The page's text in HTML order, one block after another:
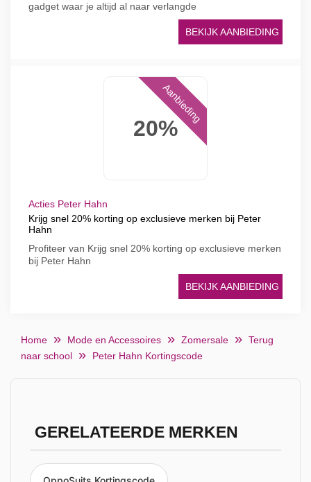
gadget waar je altijd al naar verlangde
BEKIJK AANBIEDING
20%
Aanbieding
Acties Peter Hahn
Krijg snel 20% korting op exclusieve merken bij Peter
Hahn
Profiteer van Krijg snel 20% korting op exclusieve merken
bij Peter Hahn
BEKIJK AANBIEDING
Home Mode en Accessoires Zomersale
Terug
naar school
Peter Hahn Kortingscode
GERELATEERDE MERKEN